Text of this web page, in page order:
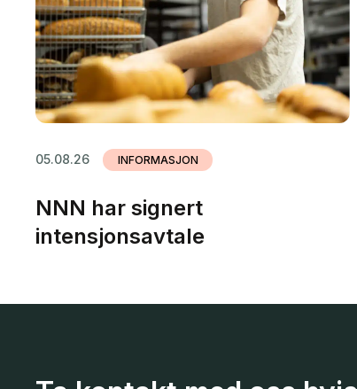
05.08.26 INFORMASJON
NNN har signert
intensjonsavtale